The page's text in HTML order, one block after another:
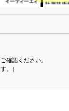
確認ください。
。）